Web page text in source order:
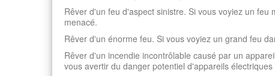
Rêver d'un feu d'aspect sinistre. Si vous voyiez un
menacé.
Rêver d'un énorme feu. Si vous voyiez un grand feu
Rêver d'un incendie incontrôlable causé par un
vous avertir du danger potentiel d'appareils